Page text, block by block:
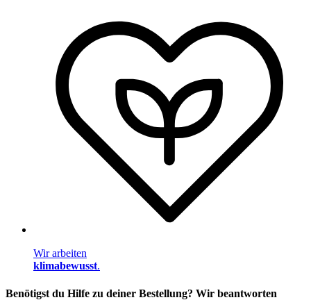
Wir arbeiten
klimabewusst.
Benötigst du Hilfe zu deiner Bestellung? Wir beantworten